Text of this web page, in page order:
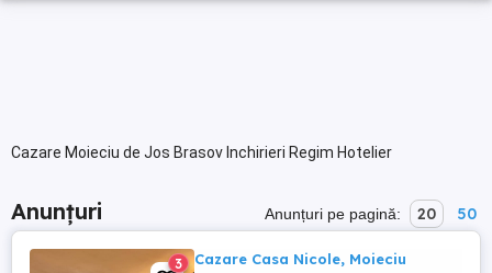
Cazare Moieciu de Jos Brasov Inchirieri Regim Hotelier
Anunțuri Anunțuri pe pagină: 20 50
3 Cazare Casa Nicole, Moieciu